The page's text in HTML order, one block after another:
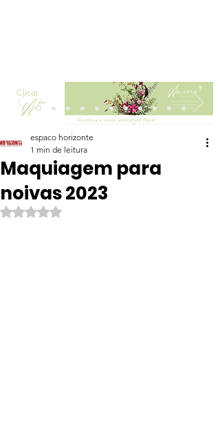
Clicar
Maquiagem para
noivas 2023
espaco horizonte
1 min de leitura
Avaliado com NaN de 5 estrelas.